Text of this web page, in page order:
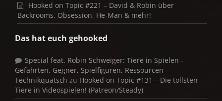
Hooked on Topic #221 – David & Robin über
Backrooms, Obsession, He-Man & mehr!
Das hat euch gehooked
Special feat. Robin Schweiger: Tiere in Spielen -
Gefährten, Gegner, Spielfiguren, Ressourcen -
Technikquatsch zu Hooked on Topic #131 – Die tollsten
Tiere in Videospielen! (Patreon/Steady)